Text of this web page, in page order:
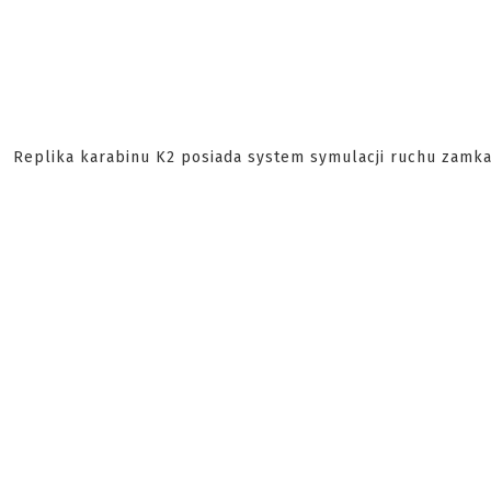
Replika karabinu K2 posiada system symulacji ruchu